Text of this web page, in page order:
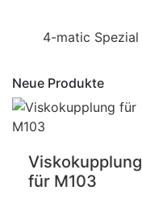
4-matic Spezial
Neue Produkte
Viskokupplung
für M103